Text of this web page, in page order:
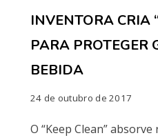
INVENTORA CRIA
PARA PROTEGER
BEBIDA
24 de outubro de 2017
O “Keep Clean”